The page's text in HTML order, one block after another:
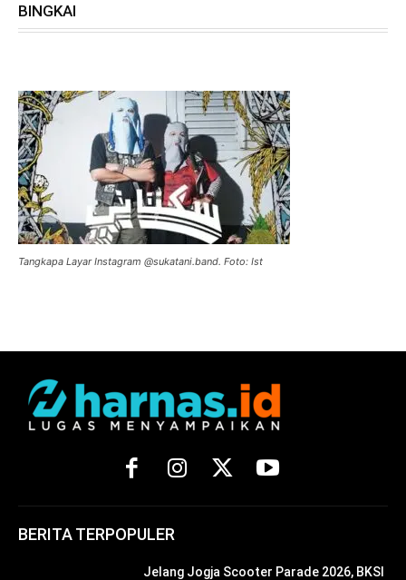
BINGKAI
Tangkapa Layar Instagram @sukatani.band. Foto: Ist
BERITA TERPOPULER
Jelang Jogja Scooter Parade 2026, BKSI